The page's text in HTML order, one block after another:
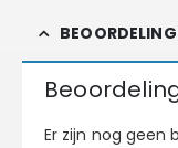
Er zijn nog geen